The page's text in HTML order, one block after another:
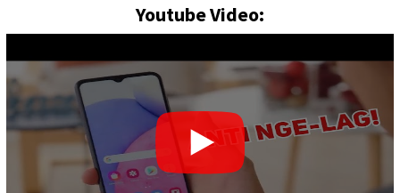
Youtube Video: